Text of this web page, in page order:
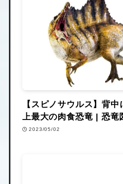
【スピノサウルス】背
上最大の肉食恐竜 | 恐竜
2023/05/02